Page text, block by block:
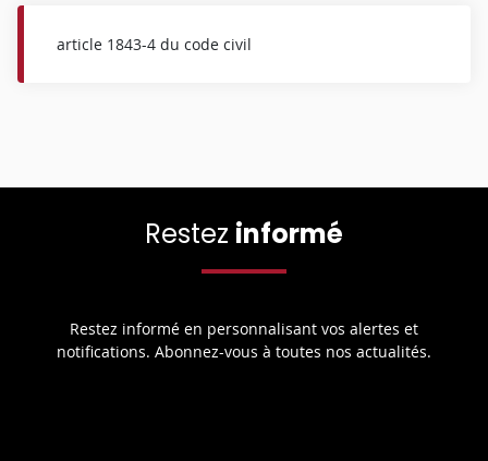
article 1843-4 du code civil
Restez informé
Restez informé en personnalisant vos alertes et
notifications. Abonnez-vous à toutes nos actualités.